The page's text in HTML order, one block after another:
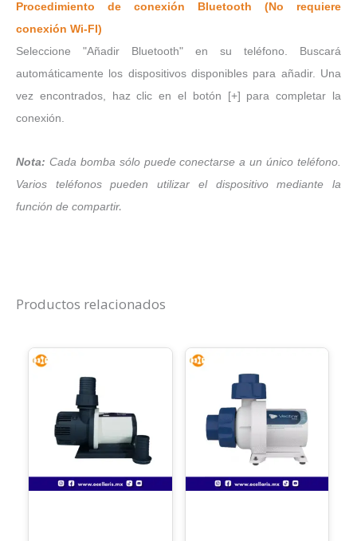
Procedimiento de conexión Bluetooth (No requiere
conexión Wi-FI)
Seleccione "Añadir Bluetooth" en su teléfono. Buscará
automáticamente los dispositivos disponibles para añadir. Una
vez encontrados, haz clic en el botón [+] para completar la
conexión.
Nota: Cada bomba sólo puede conectarse a un único teléfono.
Varios teléfonos pueden utilizar el dispositivo mediante la
función de compartir.
Productos relacionados